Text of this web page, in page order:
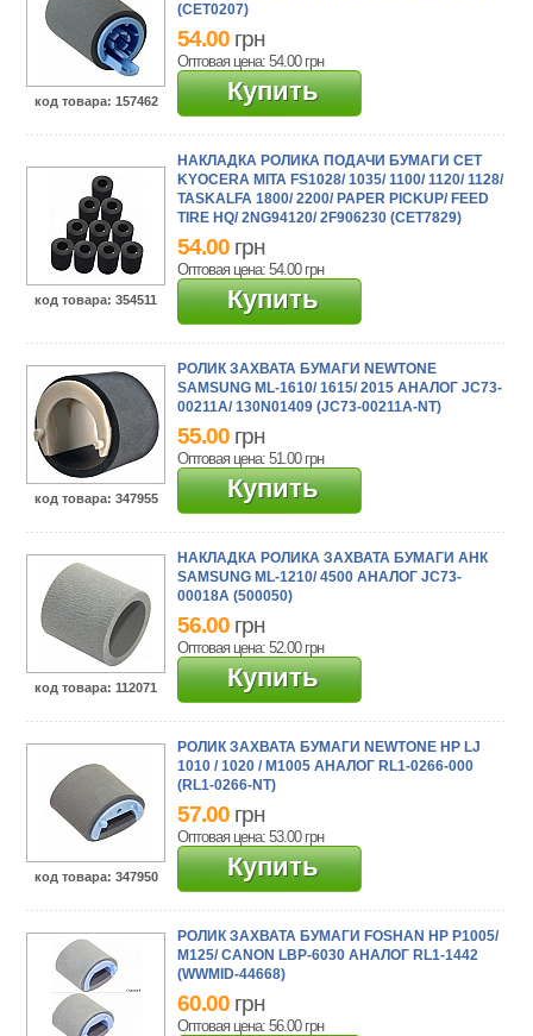
код товара: 157462
(CET0207)
54.00 грн
Оптовая цена: 54.00 грн
Купить
код товара: 354511
НАКЛАДКА РОЛИКА ПОДАЧИ БУМАГИ CET
KYOCERA MITA FS1028/ 1035/ 1100/ 1120/ 1128/
TASKALFA 1800/ 2200/ PAPER PICKUP/ FEED
TIRE HQ/ 2NG94120/ 2F906230 (CET7829)
54.00 грн
Оптовая цена: 54.00 грн
Купить
код товара: 347955
РОЛИК ЗАХВАТА БУМАГИ NEWTONE
SAMSUNG ML-1610/ 1615/ 2015 АНАЛОГ JC73-
00211A/ 130N01409 (JC73-00211A-NT)
55.00 грн
Оптовая цена: 51.00 грн
Купить
код товара: 112071
НАКЛАДКА РОЛИКА ЗАХВАТА БУМАГИ АНК
SAMSUNG ML-1210/ 4500 АНАЛОГ JC73-
00018A (500050)
56.00 грн
Оптовая цена: 52.00 грн
Купить
код товара: 347950
РОЛИК ЗАХВАТА БУМАГИ NEWTONE HP LJ
1010 / 1020 / M1005 АНАЛОГ RL1-0266-000
(RL1-0266-NT)
57.00 грн
Оптовая цена: 53.00 грн
Купить
РОЛИК ЗАХВАТА БУМАГИ FOSHAN HP P1005/
M125/ CANON LBP-6030 АНАЛОГ RL1-1442
(WWMID-44668)
60.00 грн
Оптовая цена: 56.00 грн